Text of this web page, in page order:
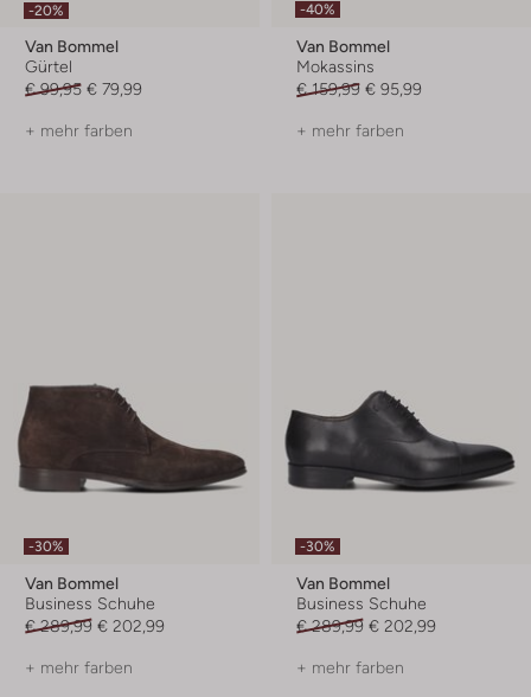
-20%
Van Bommel
Gürtel
€ 99,95 € 79,99
+ mehr farben
-40%
Van Bommel
Mokassins
€ 159,99 € 95,99
+ mehr farben
-30%
Van Bommel
Business Schuhe
€ 289,99 € 202,99
+ mehr farben
-30%
Van Bommel
Business Schuhe
€ 289,99 € 202,99
+ mehr farben